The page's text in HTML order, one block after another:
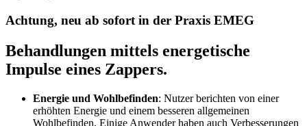
Achtung, neu ab sofort in der Praxis EMEG
Behandlungen mittels energetische
Impulse eines Zappers.
Energie und Wohlbefinden: Nutzer berichten von einer
erhöhten Energie und einem besseren allgemeinen
Wohlbefinden. Einige Anwender haben auch Verbesserungen